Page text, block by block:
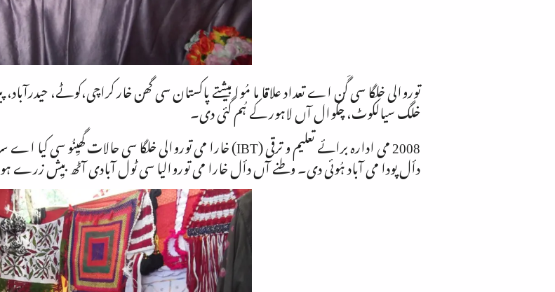
توروالی خلگا سی گَن اے تعداد علاقا ما مُوا بیشتے پاکستان سی گھن خار کراچی،کوٹے،
خلگ سیالکوٹ، چکوال آں لاہور کے ہُم گئی دی۔
دأل پودا می آباد ہُوئی دی۔ وطنے آں دأل خارا می توروالیا سی ٹول آبادی آٹھ بیِش زرے